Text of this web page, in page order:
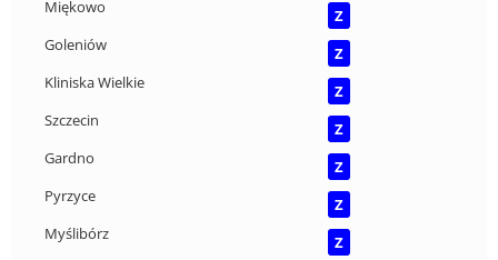
Miękowo
Z
Goleniów
Z
Kliniska Wielkie
Z
Szczecin
Z
Gardno
Z
Pyrzyce
Z
Myślibórz
Z